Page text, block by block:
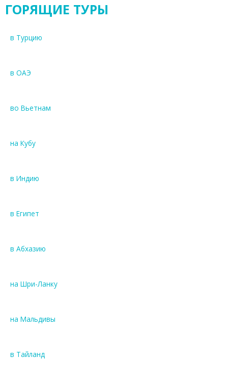
ГОРЯЩИЕ ТУРЫ
в Турцию
в ОАЭ
во Вьетнам
на Кубу
в Индию
в Египет
в Абхазию
на Шри-Ланку
на Мальдивы
в Тайланд